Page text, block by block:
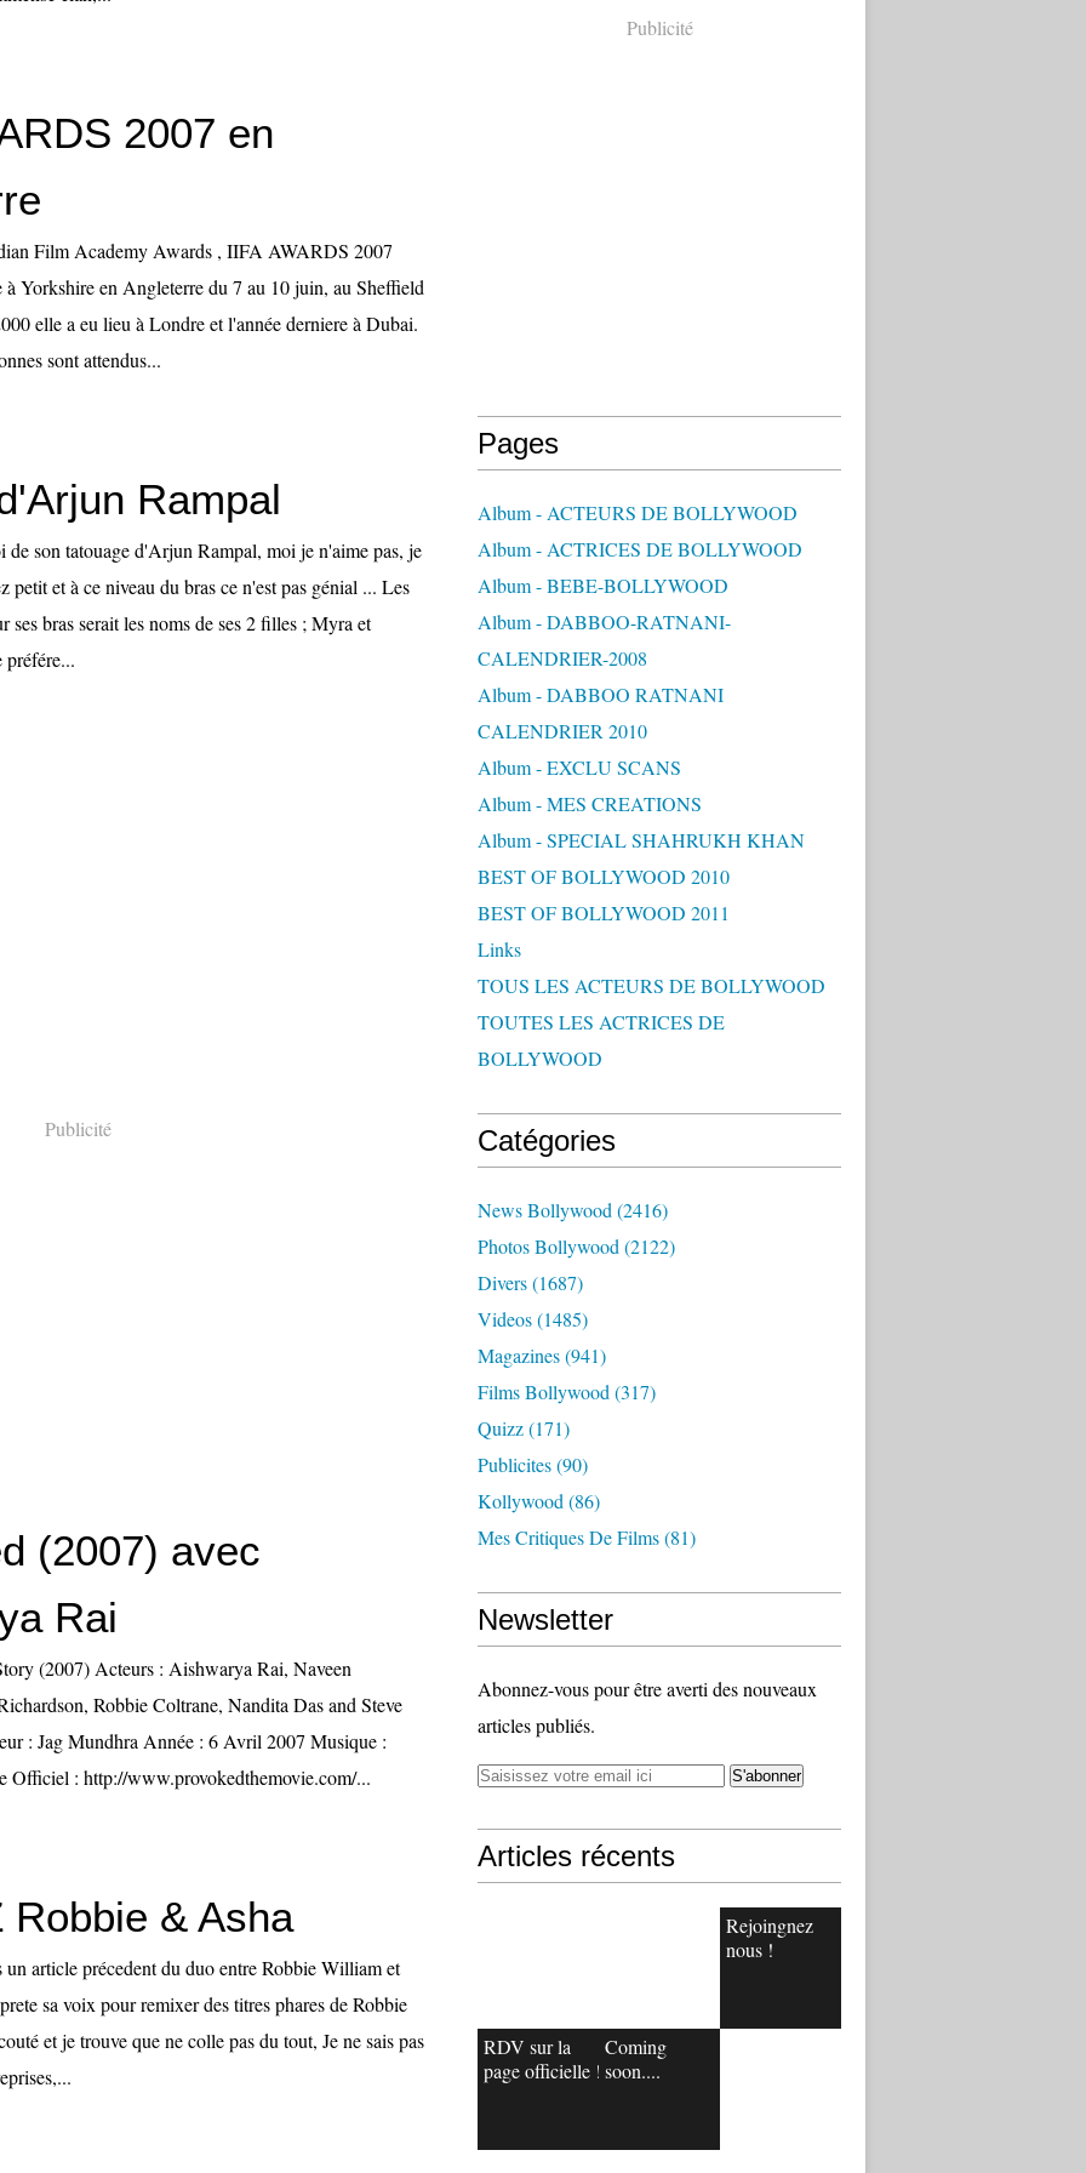
2007 en
Film Academy Awards , IIFA AWARDS 2007
à Yorkshire en Angleterre du 7 au 10 juin, au Sheffield
elle a eu lieu à Londre et l'année derniere à Dubai.
sont attendus...
Rampal
de son tatouage d'Arjun Rampal, moi je n'aime pas, je
petit et à ce niveau du bras ce n'est pas génial ... Les
ses bras serait les noms de ses 2 filles ; Myra et
préfére...
Publicité
(2007) avec
Rai
(2007) Acteurs : Aishwarya Rai, Naveen
Robbie Coltrane, Nandita Das and Steve
: Jag Mundhra Année : 6 Avril 2007 Musique :
: http://www.provokedthemovie.com/...
Robbie & Asha
un article précedent du duo entre Robbie William et
sa voix pour remixer des titres phares de Robbie
et je trouve que ne colle pas du tout, Je ne sais pas
Publicité
Pages
Album - ACTEURS DE BOLLYWOOD
Album - ACTRICES DE BOLLYWOOD
Album - BEBE-BOLLYWOOD
Album - DABBOO-RATNANI-
CALENDRIER-2008
Album - DABBOO RATNANI
CALENDRIER 2010
Album - EXCLU SCANS
Album - MES CREATIONS
Album - SPECIAL SHAHRUKH KHAN
BEST OF BOLLYWOOD 2010
BEST OF BOLLYWOOD 2011
Links
TOUS LES ACTEURS DE BOLLYWOOD
TOUTES LES ACTRICES DE
BOLLYWOOD
Catégories
News Bollywood (2416)
Photos Bollywood (2122)
Divers(1687)
Videos(1485)
Magazines(941)
Films Bollywood (317)
Quizz(171)
Publicites(90)
Kollywood (86)
Mes Critiques De Films(81)
Newsletter
Abonnez-vous pour être averti des nouveaux
articles publiés.
Articles récents
Rejoingnez
nous !
RDV sur la
page officielle !
Coming
soon....